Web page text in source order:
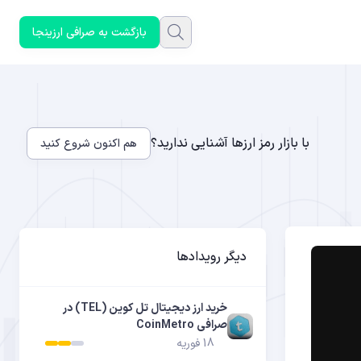
بازگشت به صرافی ارزینجا
با بازار رمز ارزها آشنایی ندارید؟ هم اکنون شروع کنید
دیگر رویدادها
خرید ارز دیجیتال تل‌ کوین (TEL) در
صرافی CoinMetro
18 فوریه